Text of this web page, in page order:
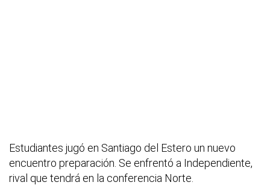
Estudiantes jugó en Santiago del Estero un nuevo
encuentro preparación. Se enfrentó a Independiente,
rival que tendrá en la conferencia Norte.